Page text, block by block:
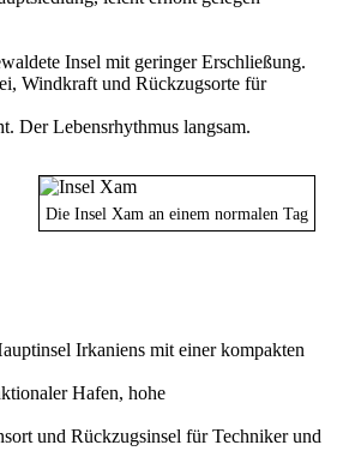
Insel mit geringer Erschließung.
Windkraft und Rückzugsorte für
Der Lebensrhythmus langsam.
Die Insel Xam an einem normalen Tag
Irkaniens mit einer kompakten
Hafen, hohe
und Rückzugsinsel für Techniker und